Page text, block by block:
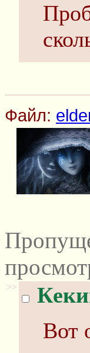
Файл:
>>
Вот